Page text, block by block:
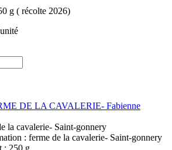
DE LA CAVALERIE- Fabienne
la cavalerie- Saint-gonnery
: ferme de la cavalerie- Saint-gonnery
: 250 g